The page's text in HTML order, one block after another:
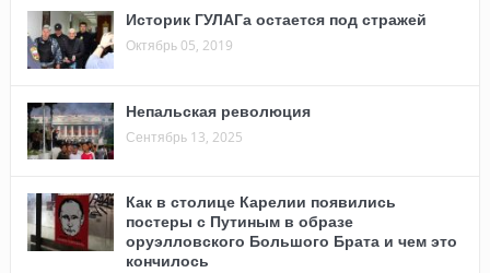
Историк ГУЛАГа остается под стражей
Октябрь 05, 2019
Непальская революция
Сентябрь 13, 2025
Как в столице Карелии появились
постеры с Путиным в образе
оруэлловского Большого Брата и чем это
кончилось